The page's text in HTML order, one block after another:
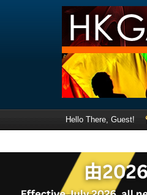
Hello There, Guest!